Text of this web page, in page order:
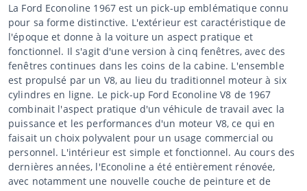
La Ford Econoline 1967 est un pick-up emblématique connu
pour sa forme distinctive. L'extérieur est caractéristique de
l'époque et donne à la voiture un aspect pratique et
fonctionnel. Il s'agit d'une version à cinq fenêtres, avec des
fenêtres continues dans les coins de la cabine. L'ensemble
est propulsé par un V8, au lieu du traditionnel moteur à six
cylindres en ligne. Le pick-up Ford Econoline V8 de 1967
combinait l'aspect pratique d'un véhicule de travail avec la
puissance et les performances d'un moteur V8, ce qui en
faisait un choix polyvalent pour un usage commercial ou
personnel. L'intérieur est simple et fonctionnel. Au cours des
dernières années, l'Econoline a été entièrement rénovée,
avec notamment une nouvelle couche de peinture et de